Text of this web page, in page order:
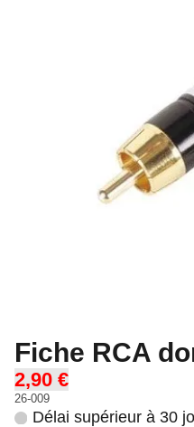
Fiche RCA
2,90 €
26-009
Délai supérieur à 30